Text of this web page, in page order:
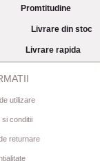
Promtitudine
Livrare din stoc
Livrare rapida
utilizare
si conditii
returnare